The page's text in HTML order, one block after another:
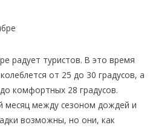
радует туристов. В это время
от 25 до 30 градусов, а
комфортных 28 градусов.
между сезоном дождей и
возможны, но они, как